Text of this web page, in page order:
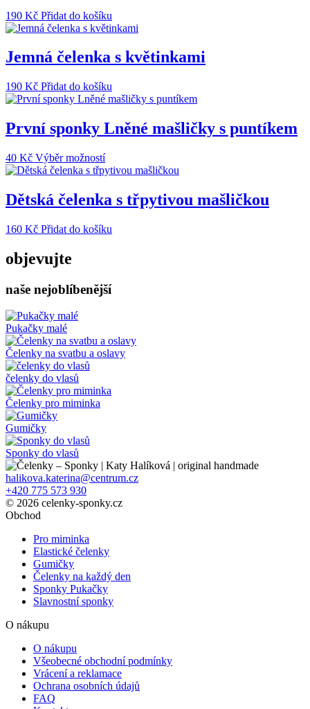
190 Kč Přidat do košíku
Jemná čelenka s květinkami
190 Kč Přidat do košíku
První sponky Lněné mašličky s puntíkem
40 Kč Výběr možnostíTento
produkt
variant.
lze
produktu
Dětská čelenka s třpytivou mašličkou
160 Kč Přidat do košíku
objevujte
naše nejoblíbenější
Pukačky malé
Čelenky na svatbu a oslavy
čelenky do vlasů
Čelenky pro miminka
Gumičky
Sponky do vlasů
halikova.katerina@centrum.cz
+420 775 573 930
© 2026 celenky-sponky.cz
Obchod
Pro miminka
Elastické čelenky
Gumičky
Čelenky na každý den
Sponky Pukačky
Slavnostní sponky
O nákupu
O nákupu
Všeobecné obchodní podmínky
Vrácení a reklamace
Ochrana osobních údajů
FAQ